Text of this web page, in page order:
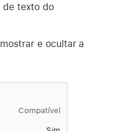
texto do
e ocultar a
Compatível